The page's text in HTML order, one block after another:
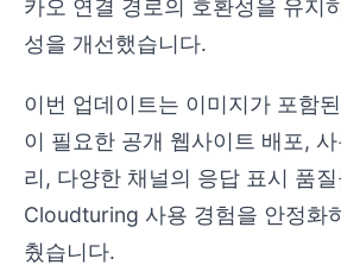
카오 연결 경로의 호환성을 유지
성을 개선했습니다.
이번 업데이트는 이미지가 포함
이 필요한 공개 웹사이트 배포,
리, 다양한 채널의 응답 표시 품
Cloudturing 사용 경험을 안정화
췄습니다.